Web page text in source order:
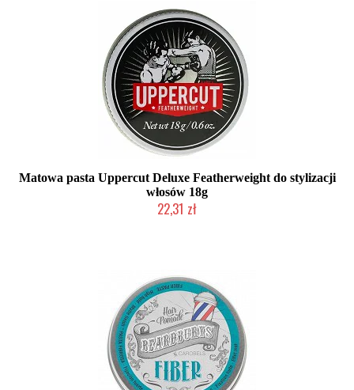
Matowa pasta Uppercut Deluxe Featherweight do stylizacji
włosów 18g
22,31 zł